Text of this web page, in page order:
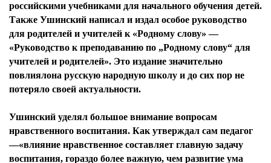
российскими учебниками для начального обучения детей.
Также Ушинский написал и издал особое руководство
для родителей и учителей к «Родному слову» —
«Руководство к преподаванию по „Родному слову“ для
учителей и родителей». Это издание значительно
повлиялона русскую народную школу и до сих пор не
потеряло своей актуальности.
Ушинский уделял большое внимание вопросам
нравственного воспитания. Как утверждал сам педагог
—«влияние нравственное составляет главную задачу
воспитания, гораздо более важную, чем развитие ума